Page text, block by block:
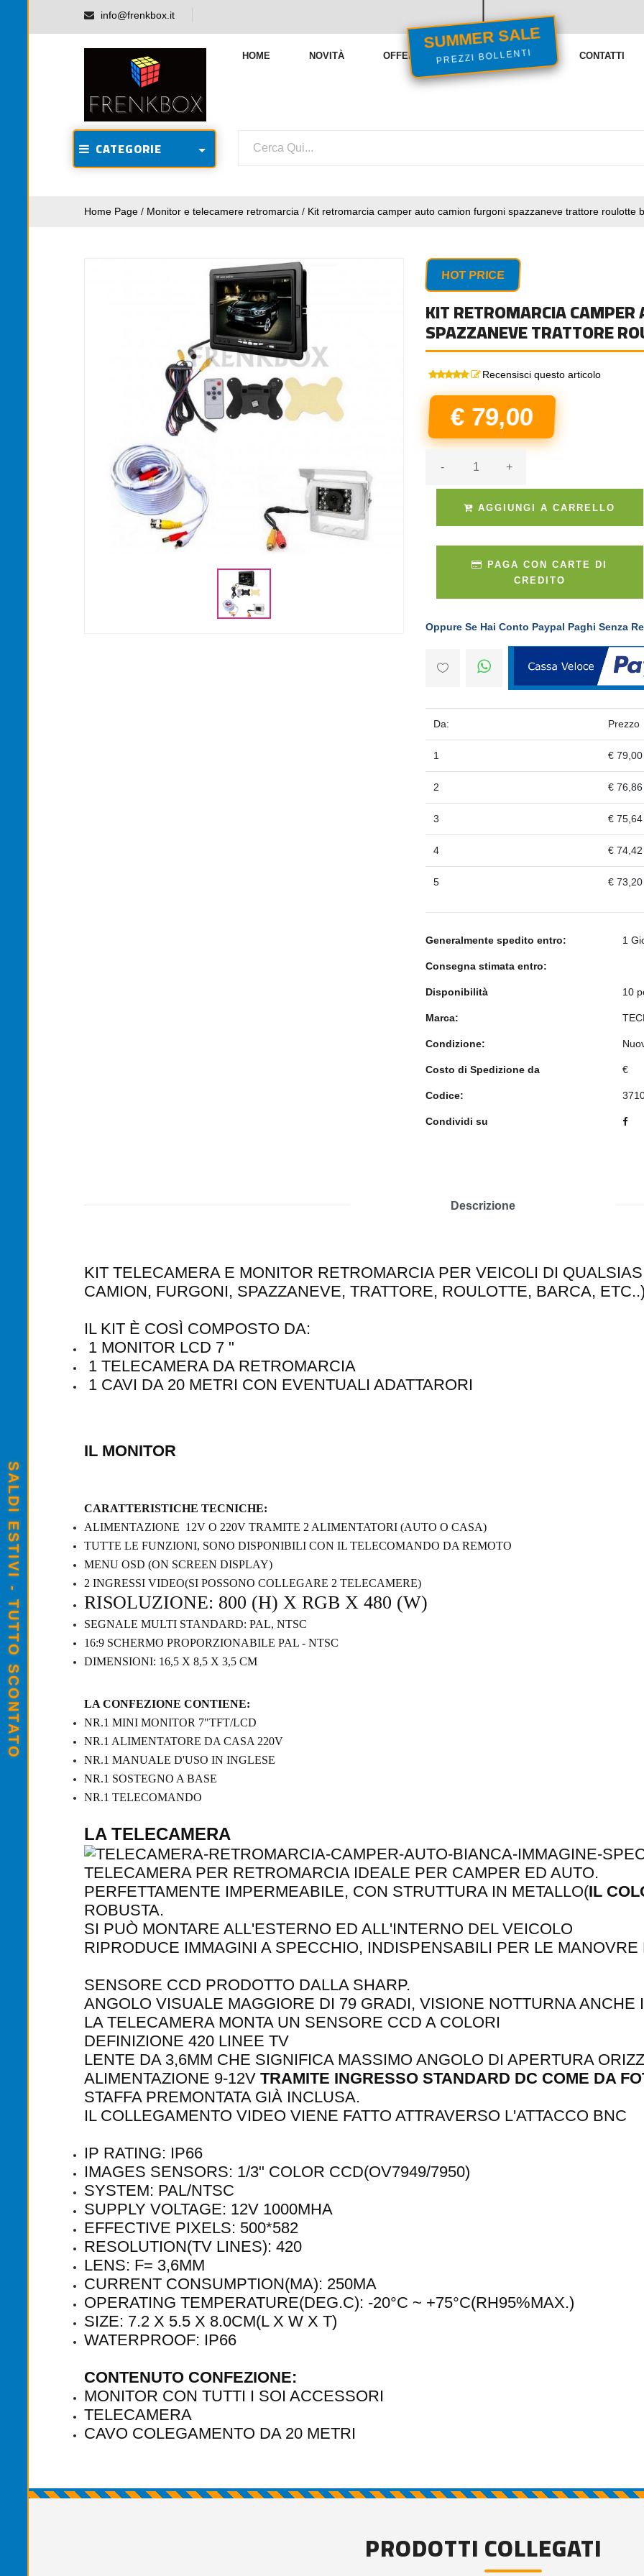
SUMMER SALE
PREZZI BOLLENTI
info@frenkbox.it
HOME NOVITÀ OFFERTE VENDITE FLASH CONTATTI
CATEGORIE
Home Page / Monitor e telecamere retromarcia / Kit retromarcia camper auto camion furgoni spazzaneve trattore roulotte
HOT PRICE
KIT RETROMARCIA
SPAZZANEVE TRATTORE
Recensisci questo articolo
€ 79,00
- +
AGGIUNGI A CARRELLO
CREDITO
Oppure Se Hai Conto Paypal Paghi Senza
Da: Prezzo
1 € 79,00
2 € 76,86
3 € 75,64
4 € 74,42
5 € 73,20
Generalmente spedito entro: 1
Consegna stimata entro:
Disponibilità 10
Marca:
Condizione:
Costo di Spedizione da €
Codice:
Condividi su
Descrizione
KIT TELECAMERA E MONITOR RETROMARCIA PER VEICOLI DI
CAMION, FURGONI, SPAZZANEVE, TRATTORE, ROULOTTE, BARCA,
IL KIT È COSÌ COMPOSTO DA:
1 MONITOR LCD 7 "
1 TELECAMERA DA RETROMARCIA
1 CAVI DA 20 METRI CON EVENTUALI ADATTARORI
IL MONITOR
CARATTERISTICHE TECNICHE:
ALIMENTAZIONE 12V O 220V TRAMITE 2 ALIMENTATORI (AUTO O CASA)
TUTTE LE FUNZIONI, SONO DISPONIBILI CON IL TELECOMANDO DA REMOTO
MENU OSD (ON SCREEN DISPLAY)
2 INGRESSI VIDEO(SI POSSONO COLLEGARE 2 TELECAMERE)
RISOLUZIONE: 800 (H) X RGB X 480 (W)
SEGNALE MULTI STANDARD: PAL, NTSC
16:9 SCHERMO PROPORZIONABILE PAL - NTSC
DIMENSIONI: 16,5 X 8,5 X 3,5 CM
LA CONFEZIONE CONTIENE:
NR.1 MINI MONITOR 7"TFT/LCD
NR.1 ALIMENTATORE DA CASA 220V
NR.1 MANUALE D'USO IN INGLESE
NR.1 SOSTEGNO A BASE
NR.1 TELECOMANDO
LA TELECAMERA
TELECAMERA PER RETROMARCIA IDEALE PER CAMPER ED AUTO.
PERFETTAMENTE IMPERMEABILE, CON STRUTTURA IN METALLO(IL
ROBUSTA.
SI PUÒ MONTARE ALL'ESTERNO ED ALL'INTERNO DEL VEICOLO
RIPRODUCE IMMAGINI A SPECCHIO, INDISPENSABILI PER LE
SENSORE CCD PRODOTTO DALLA SHARP.
ANGOLO VISUALE MAGGIORE DI 79 GRADI, VISIONE NOTTURNA ANCHE
LA TELECAMERA MONTA UN SENSORE CCD A COLORI
DEFINIZIONE 420 LINEE TV
LENTE DA 3,6MM CHE SIGNIFICA MASSIMO ANGOLO DI APERTURA
ALIMENTAZIONE 9-12V TRAMITE INGRESSO STANDARD DC COME DA
STAFFA PREMONTATA GIÀ INCLUSA.
IL COLLEGAMENTO VIDEO VIENE FATTO ATTRAVERSO L'ATTACCO BNC
IP RATING: IP66
IMAGES SENSORS: 1/3" COLOR CCD(OV7949/7950)
SYSTEM: PAL/NTSC
SUPPLY VOLTAGE: 12V 1000MHA
EFFECTIVE PIXELS: 500*582
RESOLUTION(TV LINES): 420
LENS: F= 3,6MM
CURRENT CONSUMPTION(MA): 250MA
OPERATING TEMPERATURE(DEG.C): -20°C ~ +75°C(RH95%MAX.)
SIZE: 7.2 X 5.5 X 8.0CM(L X W X T)
WATERPROOF: IP66
CONTENUTO CONFEZIONE:
MONITOR CON TUTTI I SOI ACCESSORI
TELECAMERA
CAVO COLEGAMENTO DA 20 METRI
PRODOTTI COLLEGATI
SALDI ESTIVI - TUTTO SCONTATO